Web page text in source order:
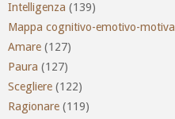
Intelligenza (139)
Mappa cognitivo-emotivo-motiva
Amare (127)
Paura (127)
Scegliere (122)
Ragionare (119)